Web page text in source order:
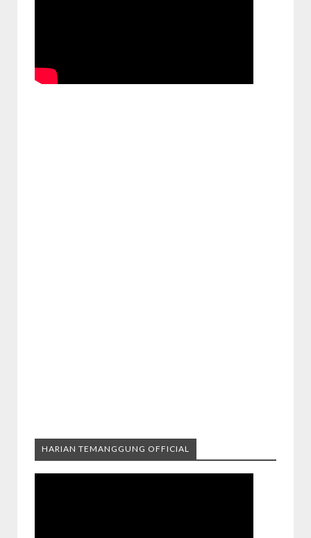
HARIAN TEMANGGUNG OFFICIAL